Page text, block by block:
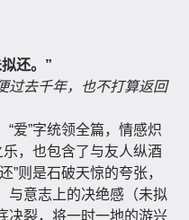
还。”
过去千年，也不打算返回
爱”字统领全篇，情感炽
乐，也包含了与友人纵酒
”则是石破天惊的夸张，
与意志上的决绝感（未拟
决裂，将一时一地的游兴